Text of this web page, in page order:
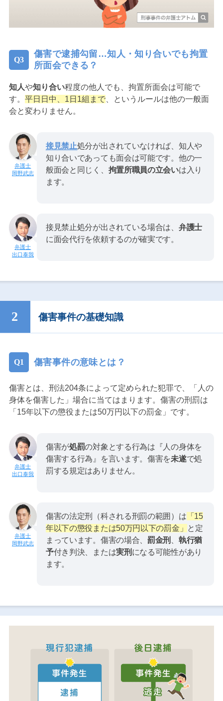
傷害で逮捕勾留…知人・知り合いでも拘置
所面会できる？
知人や知り合い程度の他人でも、拘置所面会は可能で
す。 平日日中、1日1組まで、というルールは他の一般面
会と変わりません。
岡野武志
接見禁止処分が出されていなければ、知人や
知り合いであっても面会は可能です。他の一
般面会と同じく、 拘置所職員の立会いは入り
ます。
出口泰我
接見禁止処分が出されている場合は、 弁護士
に面会代行を依頼するのが確実です。
傷害事件の基礎知識
傷害事件の意味とは？
傷害とは、刑法204条によって定められた犯罪で、「人の
身体を傷害した」場合に当てはまります。傷害の刑罰は
「15年以下の懲役または50万円以下の罰金」です。
出口泰我
傷害が処罰の対象とする行為は『人の身体を
傷害する行為』を言います。傷害を未遂で処
罰する規定はありません。
岡野武志
傷害の法定刑（科される刑罰の範囲）は 「15
年以下の懲役または50万円以下の罰金」 と定
まっています。傷害の場合、罰金刑
執行猶
予付き判決、または実刑 になる可能性があり
ます。